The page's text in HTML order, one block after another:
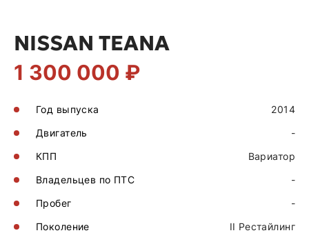
NISSAN TEANA
1 300 000 ₽
Год выпуска
2014
Двигатель
-
КПП
Вариатор
Владельцев по ПТС
-
Пробег
-
Поколение
II Рестайлинг